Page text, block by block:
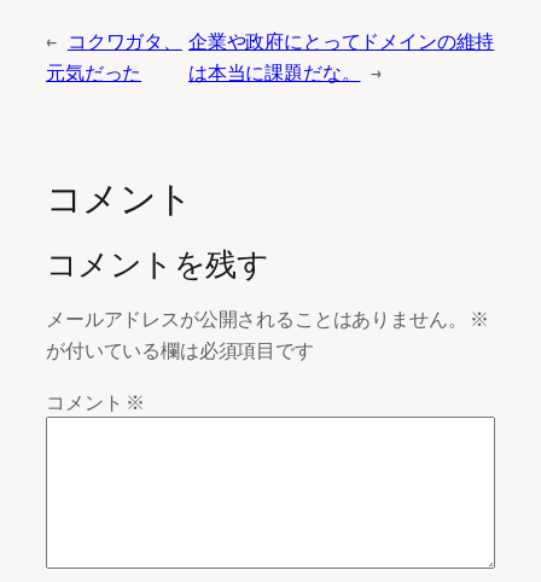
← コクワガタ、
元気だった
企業や政府にとってドメインの維持
は本当に課題だな。
→
コメント
コメントを残す
メールアドレスが公開されることはありません。
※
が付いている欄は必須項目です
コメント ※